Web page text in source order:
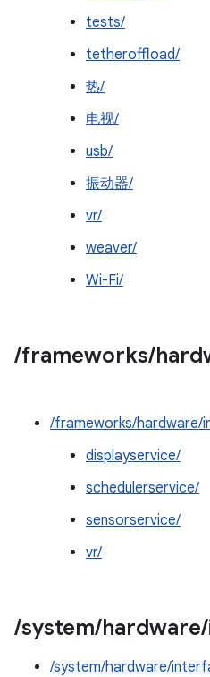
tests/
tetheroffload/
热/
电视/
usb/
振动器/
vr/
weaver/
Wi-Fi/
/frameworks/
/frameworks/hardware/
displayservice/
schedulerservice/
sensorservice/
vr/
/system/hardware/
/system/hardware/